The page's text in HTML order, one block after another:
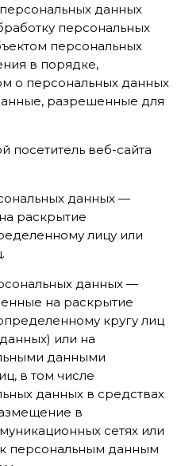
данных
персональных
персональных
в порядке,
о персональных данных
разрешенные для
посетитель веб-сайта
данных —
раскрытие
лицу или
данных —
на раскрытие
кругу лиц
или на
данными
в том числе
данных в средствах
в
сетях или
персональным данным